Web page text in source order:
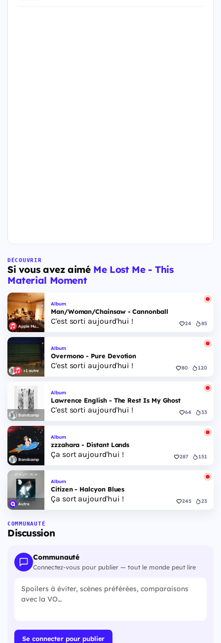
DÉCOUVRIR
Si vous avez aimé Me Lost Me - This
Material Moment
Apple Music
Album
Man/Woman/Chainsaw - Cannonball
C'est sorti aujourd'hui ! 24 85
+1 autre
Album
Overmono - Pure Devotion
C'est sorti aujourd'hui ! 80 120
Bandcamp
Album
Lawrence English - The Rest Is My Ghost
C'est sorti aujourd'hui ! 64 33
Bandcamp
Album
zzzahara - Distant Lands
Ça sort aujourd'hui ! 287 151
Autre
Album
Citizen - Halcyon Blues
Ça sort aujourd'hui ! 245 23
COMMUNAUTÉ
Discussion
Communauté
Connectez-vous pour publier — tout le monde peut lire
Se connecter pour publier